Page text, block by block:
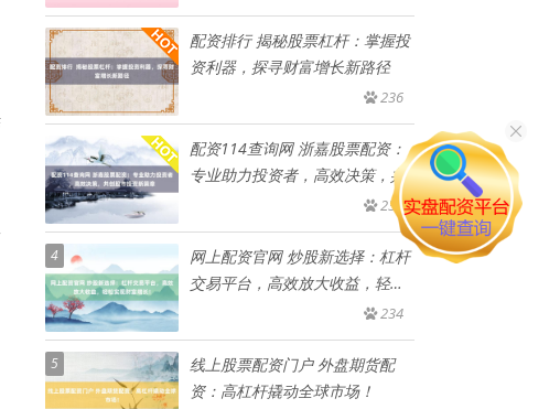
配资排行 揭秘股票杠杆：掌握投
资利器，探寻财富增长新路径
236
配资114查询网 浙嘉股票配资：
专业助力投资者，高效决策，共
235
4
网上配资官网 炒股新选择：杠杆
交易平台，高效放大收益，轻松
234
5
线上股票配资门户 外盘期货配
资：高杠杆撬动全球市场！